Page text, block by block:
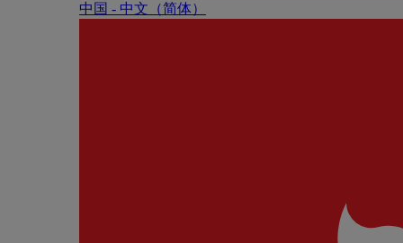
中国 - 中⽂（简体）